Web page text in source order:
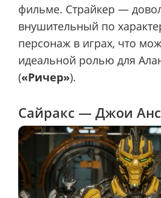
фильме. Страйкер —
внушительный по
персонаж в играх, что
идеальной ролью для
(«Ричер»).
Сайракс — Джои